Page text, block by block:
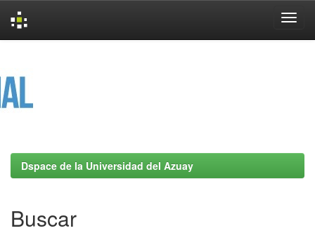
Dspace de la Universidad del Azuay
Buscar